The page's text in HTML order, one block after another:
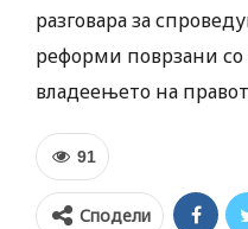
разговара за
реформи поврзани со
владеењето на
91
Сподели